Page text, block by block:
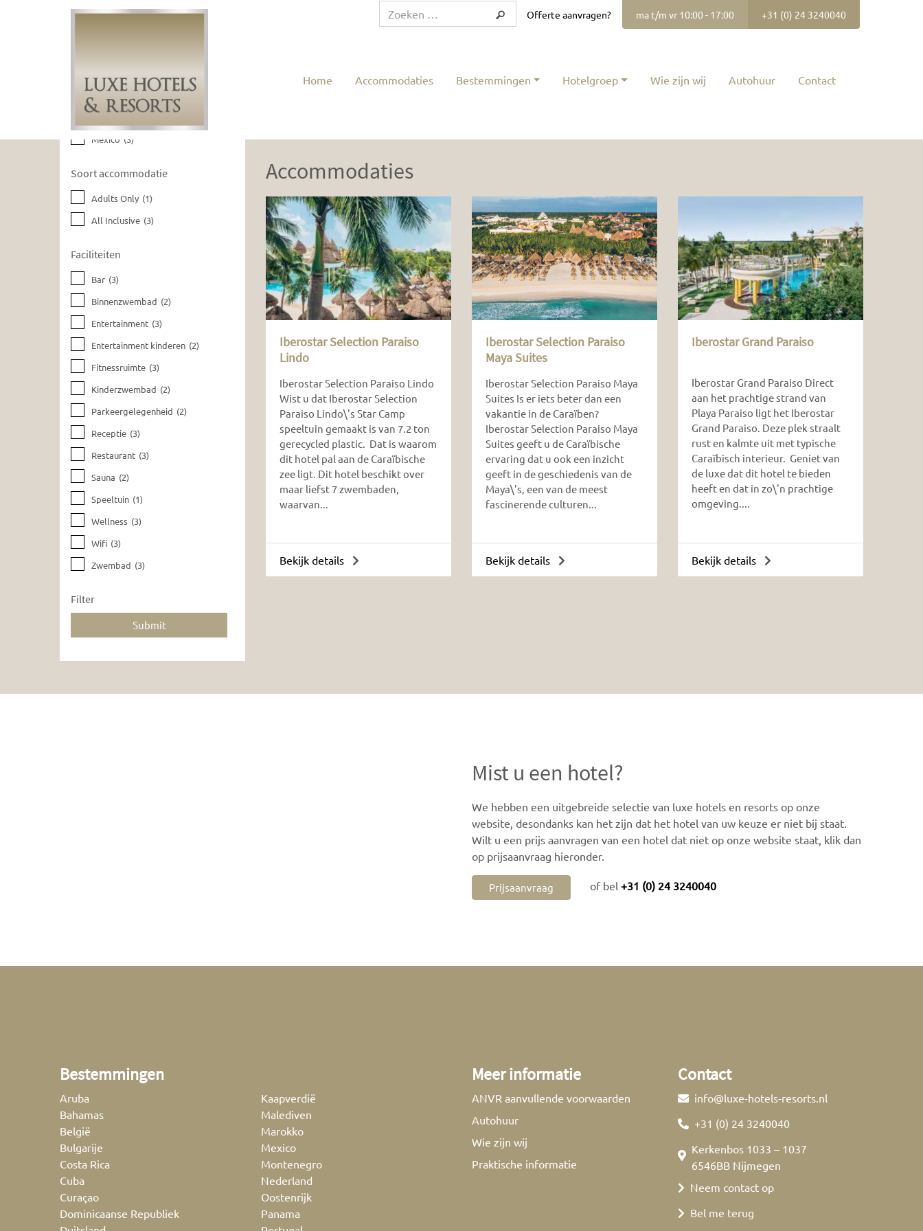
Offerte aanvragen? ma t/m vr 10:00 - 17:00 +31 (0) 24 3240040
Home Accommodaties Bestemmingen Hotelgroep Wie zijn wij Autohuur Contact
Bestemmingen
Mexico (3)
Soort accommodatie
Adults Only (1)
All Inclusive (3)
Faciliteiten
Bar (3)
Binnenzwembad (2)
Entertainment (3)
Entertainment kinderen (2)
Fitnessruimte (3)
Kinderzwembad (2)
Parkeergelegenheid (2)
Receptie (3)
Restaurant (3)
Sauna (2)
Speeltuin (1)
Wellness (3)
Wifi (3)
Zwembad (3)
Filter
Accommodaties
Iberostar Selection Paraiso
Lindo
Iberostar Selection Paraiso Lindo
Wist u dat Iberostar Selection
Paraiso Lindo\'s Star Camp
speeltuin gemaakt is van 7.2 ton
gerecycled plastic. Dat is waarom
dit hotel pal aan de Caraïbische
zee ligt. Dit hotel beschikt over
maar liefst 7 zwembaden,
waarvan...
Bekijk details
Iberostar Selection Paraiso
Maya Suites
Iberostar Selection Paraiso Maya
Suites Is er iets beter dan een
vakantie in de Caraïben?
Iberostar Selection Paraiso Maya
Suites geeft u de Caraïbische
ervaring dat u ook een inzicht
geeft in de geschiedenis van de
Maya\'s, een van de meest
fascinerende culturen...
Bekijk details
Iberostar Grand Paraiso
Iberostar Grand Paraiso Direct
aan het prachtige strand van
Playa Paraiso ligt het Iberostar
Grand Paraiso. Deze plek straalt
rust en kalmte uit met typische
Caraïbisch interieur. Geniet van
de luxe dat dit hotel te bieden
heeft en dat in zo\'n prachtige
omgeving....
Bekijk details
Mist u een hotel?
We hebben een uitgebreide selectie van luxe hotels en resorts op onze
website, desondanks kan het zijn dat het hotel van uw keuze er niet bij staat.
Wilt u een prijs aanvragen van een hotel dat niet op onze website staat, klik dan
op prijsaanvraag hieronder.
Prijsaanvraag of bel +31 (0) 24 3240040
Bestemmingen
Aruba
Bahamas
België
Bulgarije
Costa Rica
Cuba
Curaçao
Dominicaanse Republiek
Kaapverdië
Malediven
Marokko
Mexico
Montenegro
Nederland
Oostenrijk
Panama
Meer informatie
ANVR aanvullende voorwaarden
Autohuur
Wie zijn wij
Praktische informatie
Contact
info@luxe-hotels-resorts.nl
+31 (0) 24 3240040
Kerkenbos 1033 – 1037
6546BB Nijmegen
Neem contact op
Bel me terug